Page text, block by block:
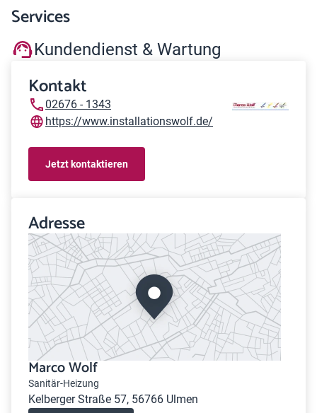
Services
Kundendienst & Wartung
Kontakt
02676 - 1343
https://www.installationswolf.de/
Jetzt kontaktieren
Adresse
Marco Wolf
Sanitär-Heizung
Kelberger Straße 57, 56766 Ulmen